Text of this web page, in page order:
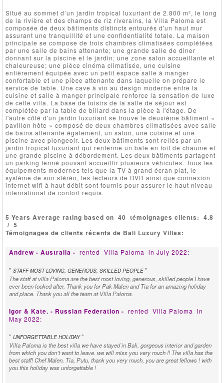
Situé au sommet d’un jardin tropical luxuriant de 2.800 m², le long
de la rivière et des champs de riz riverains, la Villa Paloma est
composée de deux bâtiments distincts entourés d'un haut mur
assurant une tranquillité et une confidentialité totale. La maison
principale se compose de trois chambres climatisées complétées
par une salle de bains attenante; une grande salle de diner
donnant sur la piscine et le jardin; une zone salon accueillante et
chaleureuse; une pièce cinéma climatisée, une cuisine
entièrement équipée avec un petit espace salle à manger
confortable et une pièce attenante dans laquelle on prépare le
service de table. Une cave à vin au design moderne entre la
cuisine et salle à manger principale renforce la sensation de luxe
de cette villa. La base de loisirs de la salle de séjour est
complétée par la table de billard dans la pièce à l'étage. De
l'autre côté d'un jardin luxuriant se trouve le deuxième bâtiment «
pavillon hôte » composé de deux chambres climatisées avec salle
de bains attenante également, un salon, une cuisine et une
piscine avec plongeoir. Les deux bâtiments sont reliés par un
jardin tropical luxuriant qui renferme un bale en toit de chaume et
une grande piscine à débordement. Les deux bâtiments partagent
un parking fermé pouvant accueillir plusieurs véhicules. Tous les
équipements modernes tels que la TV à grand écran plat, le
système de son stéréo, les lecteurs de DVD ainsi que connexion
internet wifi à haut débit sont fournis pour assurer le haut niveau
international de confort requis.
5 Years Average rating based on 40 témoignages clients: 4.8
/ 5
Témoignages de clients récents de Bali Luxury Villas:
Andrew - Australia - rented Villa Paloma in July 2022:
" STAFF MOST LOVING, GENEROUS, SKILLED PEOPLE "
The staff at villa Paloma are the best most loving, generous, skilled people I have
ever been looked after. Thank you for Pak Malen and Tia for an amazing holiday
and place. Thank you all the team at Villa Paloma.
Igor & Kate. - Russian Federation - rented Villa Paloma in
May 2022:
" UNFORGETTABLE HOLIDAY"
Villa Paloma is the best villa we have stayed in Bali, gorgeous interior and garden
from which you don’t want to leave. we will miss you very much !! The villa has the
best staff! Chef Malen, Tia, Putu, thank you very much, you are great fellows ! with
you this holiday was unforgettable !